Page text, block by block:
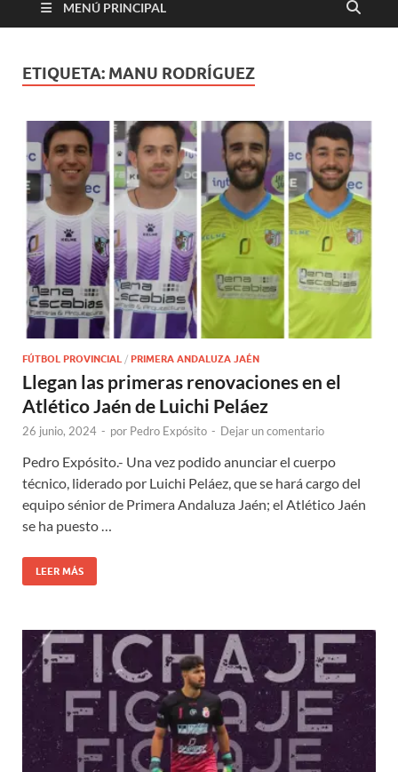
MENÚ PRINCIPAL
ETIQUETA: MANU RODRÍGUEZ
FÚTBOL PROVINCIAL / PRIMERA ANDALUZA JAÉN
Llegan las primeras renovaciones en el
Atlético Jaén de Luichi Peláez
26 junio, 2024 - por Pedro Expósito - Dejar un comentario
Pedro Expósito.- Una vez podido anunciar el cuerpo
técnico, liderado por Luichi Peláez, que se hará cargo del
equipo sénior de Primera Andaluza Jaén; el Atlético Jaén
se ha puesto …
LEER MÁS